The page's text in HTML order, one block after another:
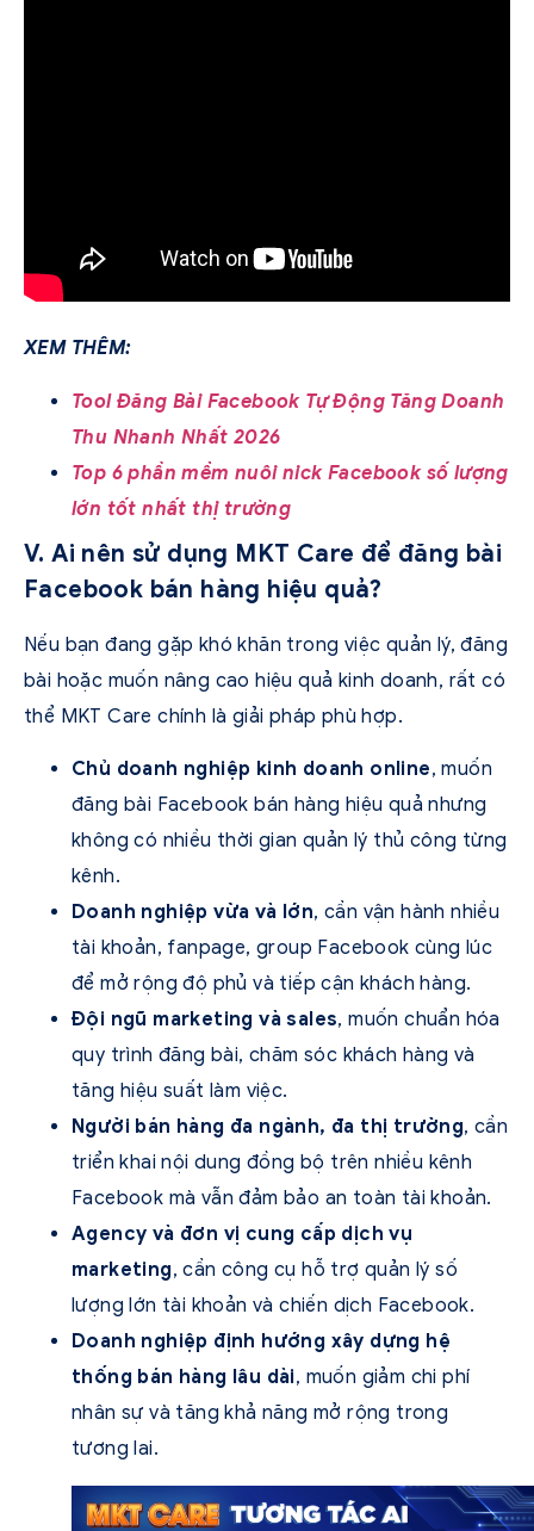
XEM THÊM:
Tool Đăng Bài Facebook Tự Động Tăng Doanh
Thu Nhanh Nhất 2026
Top 6 phần mềm nuôi nick Facebook số lượng
lớn tốt nhất thị trường
V. Ai nên sử dụng MKT Care để đăng bài
Facebook bán hàng hiệu quả?
Nếu bạn đang gặp khó khăn trong việc quản lý, đăng
bài hoặc muốn nâng cao hiệu quả kinh doanh, rất có
thể MKT Care chính là giải pháp phù hợp.
Chủ doanh nghiệp kinh doanh online, muốn
đăng bài Facebook bán hàng hiệu quả nhưng
không có nhiều thời gian quản lý thủ công từng
kênh.
Doanh nghiệp vừa và lớn, cần vận hành nhiều
tài khoản, fanpage, group Facebook cùng lúc
để mở rộng độ phủ và tiếp cận khách hàng.
Đội ngũ marketing và sales, muốn chuẩn hóa
quy trình đăng bài, chăm sóc khách hàng và
tăng hiệu suất làm việc.
Người bán hàng đa ngành, đa thị trường, cần
triển khai nội dung đồng bộ trên nhiều kênh
Facebook mà vẫn đảm bảo an toàn tài khoản.
Agency và đơn vị cung cấp dịch vụ
marketing, cần công cụ hỗ trợ quản lý số
lượng lớn tài khoản và chiến dịch Facebook.
Doanh nghiệp định hướng xây dựng hệ
thống bán hàng lâu dài, muốn giảm chi phí
nhân sự và tăng khả năng mở rộng trong
tương lai.